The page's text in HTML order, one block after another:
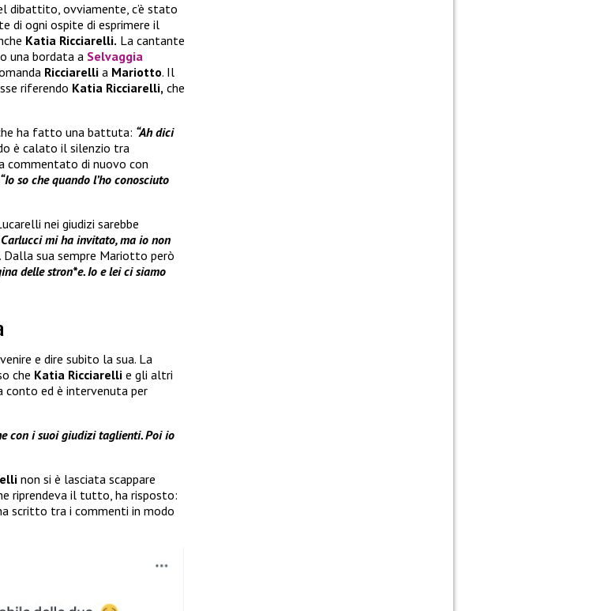
dibattito, ovviamente, c’è stato
di ogni ospite di esprimere il
Katia Ricciarelli. La cantante
una bordata a Selvaggia
Ricciarelli a Mariotto. Il
riferendo Katia Ricciarelli, che
ha fatto una battuta: “Ah dici
è calato il silenzio tra
commentato di nuovo con
“Io so che quando l’ho conosciuto
nei giudizi sarebbe
mi ha invitato, ma io non
. Dalla sua sempre Mariotto però
delle stron*e. Io e lei ci siamo
e dire subito la sua. La
che Katia Ricciarelli e gli altri
conto ed è intervenuta per
con i suoi giudizi taglienti. Poi io
non si è lasciata scappare
riprendeva il tutto, ha risposto:
scritto tra i commenti in modo